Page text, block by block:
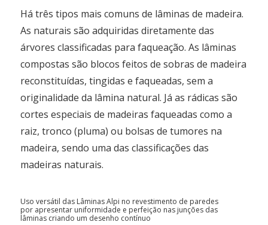
Há três tipos mais comuns de lâminas de madeira.
As naturais são adquiridas diretamente das
árvores classificadas para faqueação. As lâminas
compostas são blocos feitos de sobras de madeira
reconstituídas, tingidas e faqueadas, sem a
originalidade da lâmina natural. Já as rádicas são
cortes especiais de madeiras faqueadas como a
raiz, tronco (pluma) ou bolsas de tumores na
madeira, sendo uma das classificações das
madeiras naturais.
Uso versátil das Lâminas Alpi no revestimento de paredes
por apresentar uniformidade e perfeição nas junções das
lâminas criando um desenho contínuo